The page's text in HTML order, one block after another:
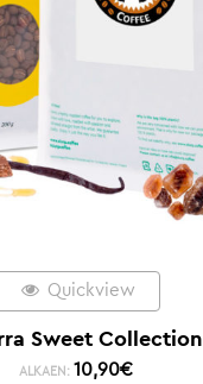
Quickview
Sweet Collection
ALKAEN: 10,90€